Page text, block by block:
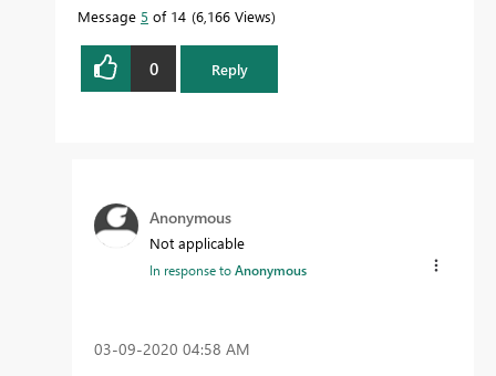
Message 5 of 14 6,166 Views
0 Reply
Anonymous
Not applicable
In response toAnonymous
‎03-09-2020 04:58 AM